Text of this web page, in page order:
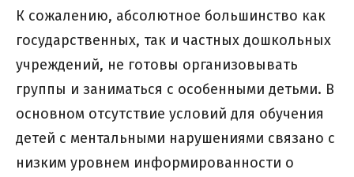
К сожалению, абсолютное большинство как
государственных, так и частных дошкольных
учреждений, не готовы организовывать
группы и заниматься с особенными детьми. В
основном отсутствие условий для обучения
детей с ментальными нарушениями связано с
низким уровнем информированности о